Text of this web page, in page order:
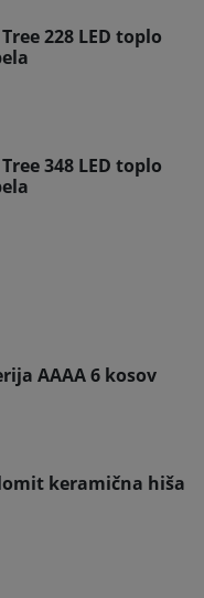
228 LED toplo
348 LED toplo
AAAA 6 kosov
keramična hiša